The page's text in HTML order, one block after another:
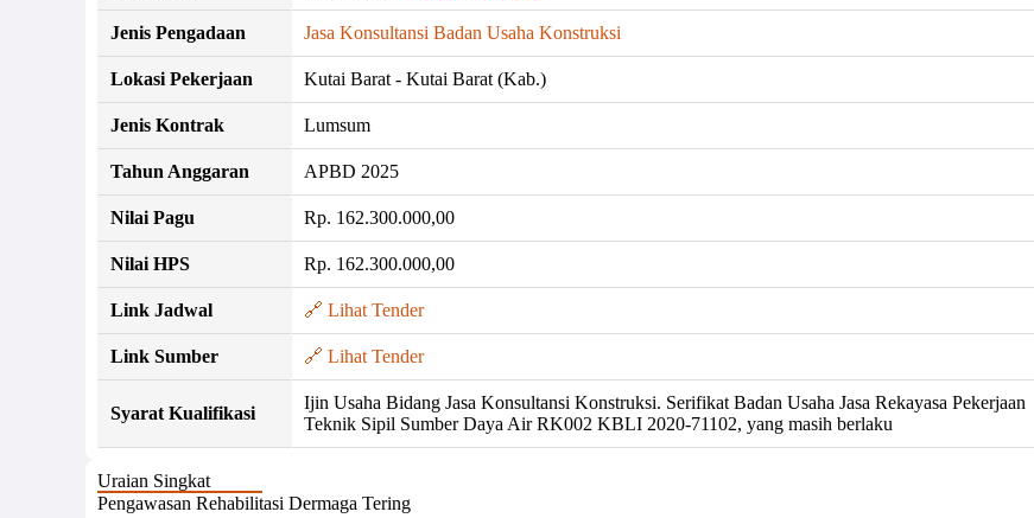
Jenis Pengadaan Jasa Konsultansi Badan Usaha Konstruksi
Lokasi Pekerjaan Kutai Barat - Kutai Barat (Kab.)
Jenis Kontrak Lumsum
Tahun Anggaran APBD 2025
Nilai Pagu Rp. 162.300.000,00
Nilai HPS Rp. 162.300.000,00
Link Jadwal 🔗 Lihat Tender
Link Sumber 🔗 Lihat Tender
Syarat Kualifikasi
Ijin Usaha Bidang Jasa Konsultansi Konstruksi. Serifikat Badan Usaha Jasa Rekayasa Pekerjaan
Teknik Sipil Sumber Daya Air RK002 KBLI 2020-71102, yang masih berlaku
Uraian Singkat
Pengawasan Rehabilitasi Dermaga Tering